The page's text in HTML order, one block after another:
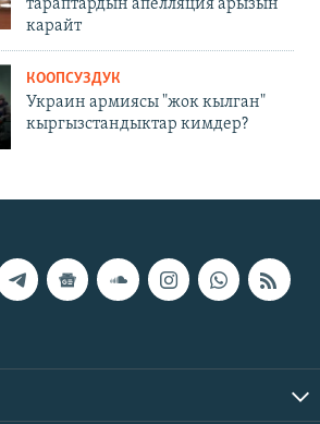
тараптардын апелляция арызын
карайт
КООПСУЗДУК
Украин армиясы "жок кылган"
кыргызстандыктар кимдер?